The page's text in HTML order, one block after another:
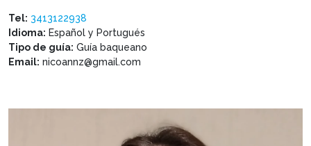
Tel: 3413122938
Idioma: Español y Portugués
Tipo de guía: Guía baqueano
Email: nicoannz@gmail.com